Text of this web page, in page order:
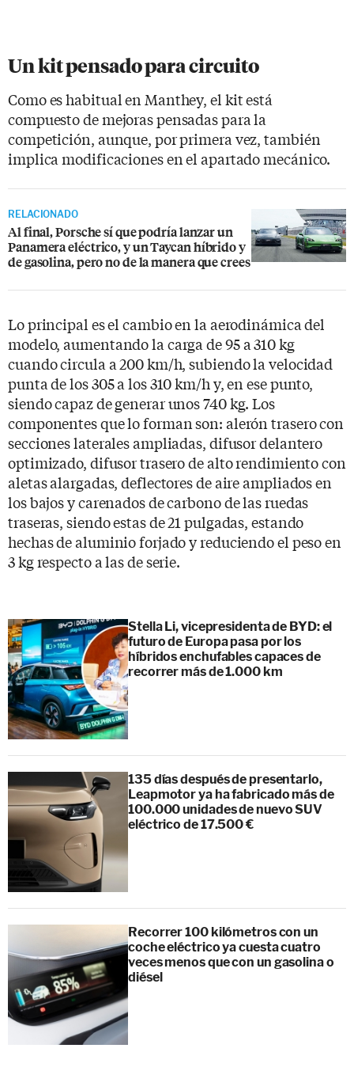
Un kit pensado para circuito
Como es habitual en Manthey, el kit está
compuesto de mejoras pensadas para la
competición, aunque, por primera vez, también
implica modificaciones en el apartado mecánico.
RELACIONADO
Al final, Porsche sí que podría lanzar un
Panamera eléctrico, y un Taycan híbrido y
de gasolina, pero no de la manera que crees
Lo principal es el cambio en la aerodinámica del
modelo, aumentando la carga de 95 a 310 kg
cuando circula a 200 km/h, subiendo la velocidad
punta de los 305 a los 310 km/h y, en ese punto,
siendo capaz de generar unos 740 kg. Los
componentes que lo forman son: alerón trasero con
secciones laterales ampliadas, difusor delantero
optimizado, difusor trasero de alto rendimiento con
aletas alargadas, deflectores de aire ampliados en
los bajos y carenados de carbono de las ruedas
traseras, siendo estas de 21 pulgadas, estando
hechas de aluminio forjado y reduciendo el peso en
3 kg respecto a las de serie.
Stella Li, vicepresidenta de BYD: el
futuro de Europa pasa por los
híbridos enchufables capaces de
recorrer más de 1.000 km
135 días después de presentarlo,
Leapmotor ya ha fabricado más de
100.000 unidades de nuevo SUV
eléctrico de 17.500 €
Recorrer 100 kilómetros con un
coche eléctrico ya cuesta cuatro
veces menos que con un gasolina o
diésel